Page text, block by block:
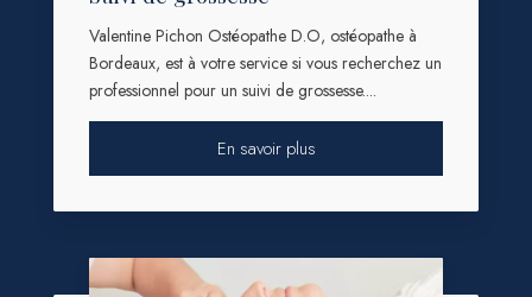
Valentine Pichon Ostéopathe D.O, ostéopathe à
Bordeaux, est à votre service si vous recherchez un
professionnel pour un suivi de grossesse....
En savoir plus